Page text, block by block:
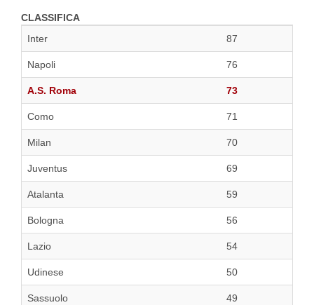
CLASSIFICA
Inter
87
Napoli 76
A.S. Roma 73
Como 71
Milan 70
Juventus 69
Atalanta 59
Bologna 56
Lazio 54
Udinese 50
Sassuolo 49